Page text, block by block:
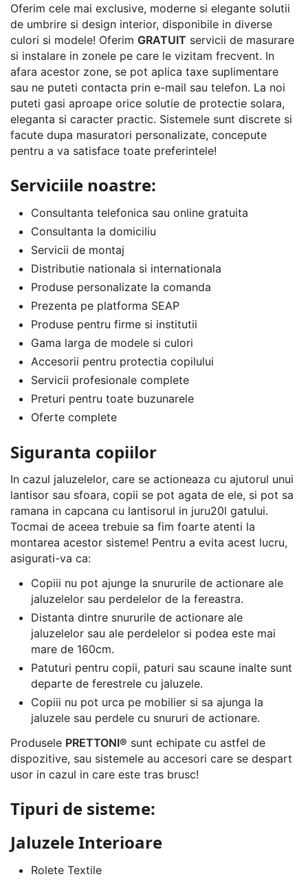
Oferim cele mai exclusive, moderne si elegante solutii
de umbrire si design interior, disponibile in diverse
culori si modele! Oferim GRATUIT servicii de masurare
si instalare in zonele pe care le vizitam frecvent. In
afara acestor zone, se pot aplica taxe suplimentare
sau ne puteti contacta prin e-mail sau telefon. La noi
puteti gasi aproape orice solutie de protectie solara,
eleganta si caracter practic. Sistemele sunt discrete si
facute dupa masuratori personalizate, concepute
pentru a va satisface toate preferintele!
Serviciile noastre:
Consultanta telefonica sau online gratuita
Consultanta la domiciliu
Servicii de montaj
Distributie nationala si internationala
Produse personalizate la comanda
Prezenta pe platforma SEAP
Produse pentru firme si institutii
Gama larga de modele si culori
Accesorii pentru protectia copilului
Servicii profesionale complete
Preturi pentru toate buzunarele
Oferte complete
Siguranta copiilor
In cazul jaluzelelor, care se actioneaza cu ajutorul unui
lantisor sau sfoara, copii se pot agata de ele, si pot sa
ramana in capcana cu lantisorul in juru20l gatului.
Tocmai de aceea trebuie sa fim foarte atenti la
montarea acestor sisteme! Pentru a evita acest lucru,
asigurati-va ca:
Copiii nu pot ajunge la snururile de actionare ale
jaluzelelor sau perdelelor de la fereastra.
Distanta dintre snururile de actionare ale
jaluzelelor sau ale perdelelor si podea este mai
mare de 160cm.
Patuturi pentru copii, paturi sau scaune inalte sunt
departe de ferestrele cu jaluzele.
Copiii nu pot urca pe mobilier si sa ajunga la
jaluzele sau perdele cu snururi de actionare.
Produsele PRETTONI® sunt echipate cu astfel de
dispozitive, sau sistemele au accesori care se despart
usor in cazul in care este tras brusc!
Tipuri de sisteme:
Jaluzele Interioare
Rolete Textile